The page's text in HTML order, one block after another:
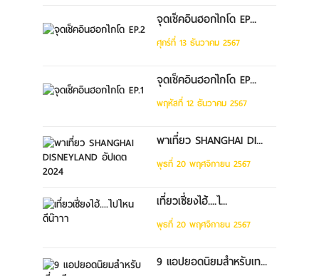
จุดเช็คอินฮอกไกโด EP...
ศุกร์ที่ 13 ธันวาคม 2567
จุดเช็คอินฮอกไกโด EP...
พฤหัสที่ 12 ธันวาคม 2567
พาเที่ยว SHANGHAI DI...
พุธที่ 20 พฤศจิกายน 2567
เที่ยวเซี่ยงไฮ้....ไ...
พุธที่ 20 พฤศจิกายน 2567
9 แอปยอดนิยมสำหรับเท...